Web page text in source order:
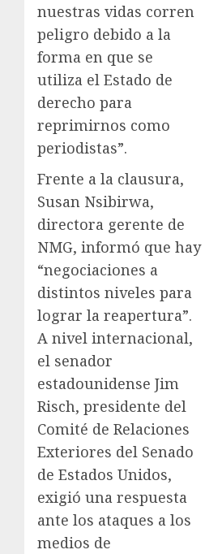
nuestras vidas corren
peligro debido a la
forma en que se
utiliza el Estado de
derecho para
reprimirnos como
periodistas”.
Frente a la clausura,
Susan Nsibirwa,
directora gerente de
NMG, informó que hay
“negociaciones a
distintos niveles para
lograr la reapertura”.
A nivel internacional,
el senador
estadounidense Jim
Risch, presidente del
Comité de Relaciones
Exteriores del Senado
de Estados Unidos,
exigió una respuesta
ante los ataques a los
medios de